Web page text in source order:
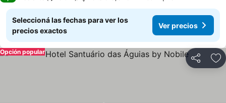
Seleccioná las fechas para ver los
precios exactos
Ver precios
Compartir
Opción popular